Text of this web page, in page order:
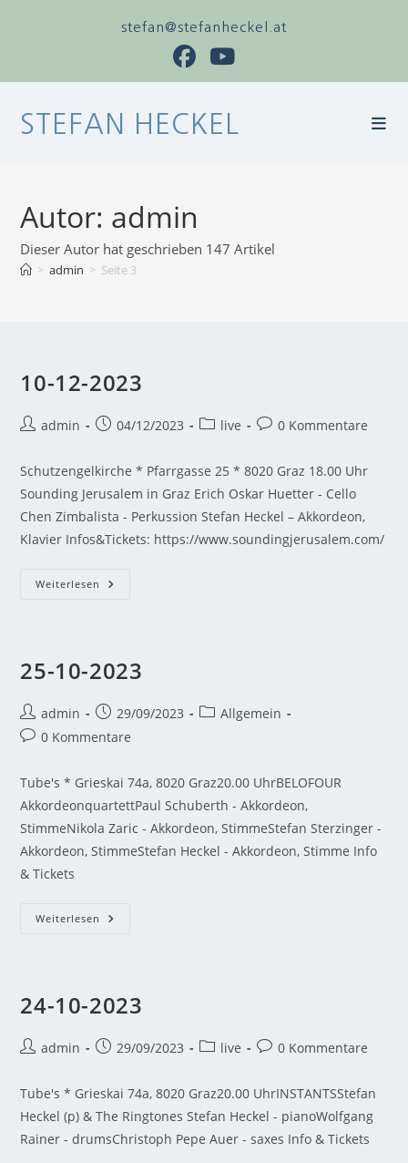
stefan@stefanheckel.at
STEFAN HECKEL
Autor: admin
Dieser Autor hat geschrieben 147 Artikel
> admin > Seite 3
10-12-2023
admin 04/12/2023 live 0 Kommentare
Schutzengelkirche * Pfarrgasse 25 * 8020 Graz 18.00 Uhr
Sounding Jerusalem in Graz Erich Oskar Huetter - Cello
Chen Zimbalista - Perkussion Stefan Heckel – Akkordeon,
Klavier Infos&Tickets: https://www.soundingjerusalem.com/
Weiterlesen
25-10-2023
admin 29/09/2023
Allgemein
0 Kommentare
Tube's * Grieskai 74a, 8020 Graz20.00 UhrBELOFOUR
AkkordeonquartettPaul Schuberth - Akkordeon,
StimmeNikola Zaric - Akkordeon, StimmeStefan Sterzinger -
Akkordeon, StimmeStefan Heckel - Akkordeon, Stimme Info
& Tickets
Weiterlesen
24-10-2023
admin 29/09/2023 live 0 Kommentare
Tube's * Grieskai 74a, 8020 Graz20.00 UhrINSTANTSStefan
Heckel (p) & The Ringtones Stefan Heckel - pianoWolfgang
Rainer - drumsChristoph Pepe Auer - saxes Info & Tickets